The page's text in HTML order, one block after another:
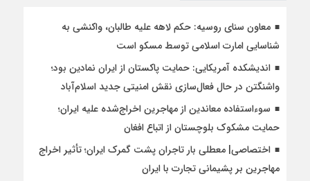
معاون سنای روسیه: حکم لاهه علیه طالبان، واکنشی به
شناسایی امارت اسلامی توسط مسکو است
اندیشکده آمریکایی: حمایت پاکستان از ایران نمادین بود؛
واشنگتن در حال فعال‌سازی نقش امنیتی جدید اسلام‌آباد
سوءاستفاده معاندین از مهاجرین اخراج‌شده علیه ایران؛
حمایت مشکوک بلوچستان از اتباع افغان
اختصاصی| معطلی بار تاجران پشت گمرک ایران؛ تأثیر اخراج
مهاجرین بر پشیمانی تجارت با ایران